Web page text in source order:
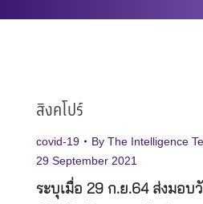
สิงคโปร์
covid-19 By The Intelligence
29 September 2021
ระบุเมื่อ 29 ก.ย.64 ส่งมอบ